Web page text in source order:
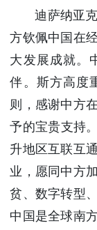
迪萨纳亚
方钦佩中国在
大发展成就。
伴。斯方高度
则，感谢中方
予的宝贵支持
升地区互联互
业，愿同中方
贫、数字转型
中国是全球南